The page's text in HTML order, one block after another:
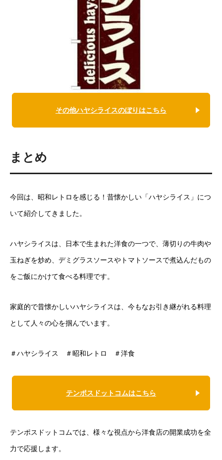
その他ハヤシライスのぼりはこちら
まとめ
今回は、昭和レトロを感じる！昔懐かしい「ハヤシライス」につ
いて紹介してきました。
ハヤシライスは、日本で生まれた洋食の一つで、薄切りの牛肉や
玉ねぎを炒め、デミグラスソースやトマトソースで煮込んだもの
をご飯にかけて食べる料理です。
家庭的で昔懐かしいハヤシライスは、今もなお引き継がれる料理
として人々の心を掴んでいます。
＃ハヤシライス ＃昭和レトロ ＃洋食
テンポスドットコムはこちら
テンポスドットコムでは、様々な視点から洋食店の開業成功を全
力で応援します。